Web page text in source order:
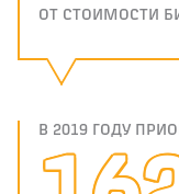
ОТ СТОИМОСТИ
В 2019 ГОДУ